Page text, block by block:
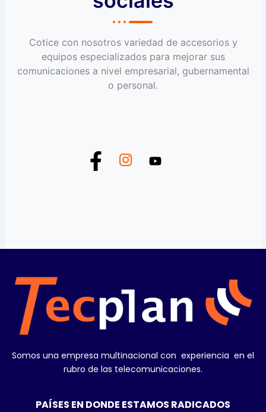
Cotice con nosotros variedad de accesorios y
equipos especializados para mejorar sus
comunicaciones a nivel empresarial, gubernamental
o personal.
Somos una empresa multinacional con experiencia en el
rubro de las telecomunicaciones.
PAÍSES EN DONDE ESTAMOS RADICADOS